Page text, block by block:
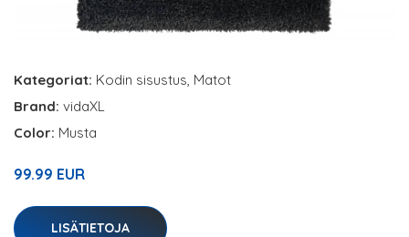
Kategoriat: Kodin sisustus, Matot
Brand: vidaXL
Color: Musta
99.99 EUR
LISÄTIETOJA